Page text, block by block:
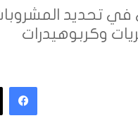
في تحديد
وكربوهيدرات